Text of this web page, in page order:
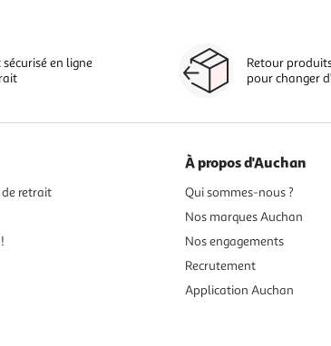
en ligne
Retour
pour changer
de retrait
À propos d'Auchan
Qui sommes-nous ?
Nos marques Auchan
Nos engagements
Recrutement
Application Auchan